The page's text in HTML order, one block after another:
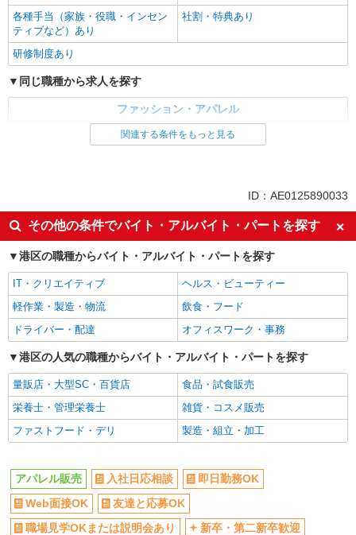
各種手当（家族・役職・インセン
ティブなど）あり
社割・特典あり
研修制度あり
同じ職種から求人を探す
ファッション・アパレル
社会保険あり
産休・育休取得実績あり
関連する条件をもっと見る
ID：AE0125890033
その他の条件でバイト・アルバイト・パートを探す
港区の職種からバイト・アルバイト・パートを探す
IT・クリエイティブ
ヘルス・ビューティー
軽作業・製造・物流
飲食・フード
ドライバー・配達
オフィスワーク・事務
港区の人気の職種からバイト・アルバイト・パートを探す
量販店・大型SC・百貨店
食品・試食販売
栄養士・管理栄養士
雑貨・コスメ販売
ファストフード・デリ
製造・組立・加工
アパレル販売 入社日応相談
即日勤務OK
Web面接OK
友達と応募OK
職場見学OKまたは説明会あり
新卒・第二新卒歓迎